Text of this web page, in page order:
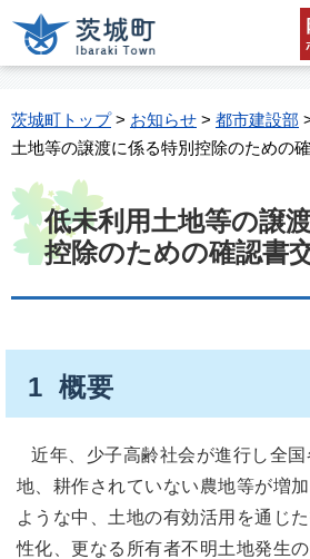
茨城町トップ> お知らせ > 都市建設部
土地等の譲渡に係る特別控除のための
低未利用土地等の譲
控除のための確認書
1 概要
近年、少子高齢社会が進行し全国
地、耕作されていない農地等が増
ような中、土地の有効活用を通じ
性化、更なる所有者不明土地発生